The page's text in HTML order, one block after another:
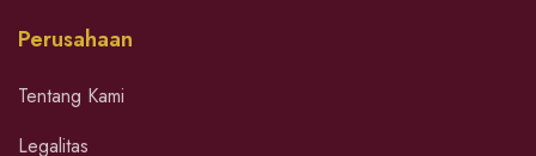
Perusahaan
Tentang Kami
Legalitas